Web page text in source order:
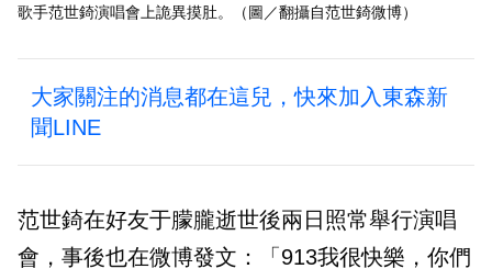
歌手范世錡演唱會上詭異摸肚。（圖／翻攝自范世錡微博）
大家關注的消息都在這兒，快來加入東森新
聞LINE
范世錡在好友于朦朧逝世後兩日照常舉行演唱
會，事後也在微博發文：「913我很快樂，你們